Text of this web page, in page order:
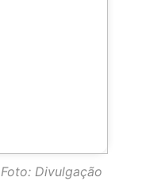
Foto: Divulgação